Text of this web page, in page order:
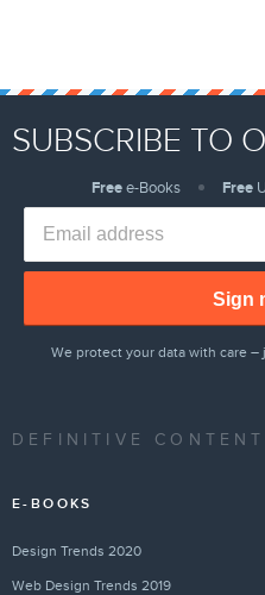
SUBSCRIBE TO
Freee-Books Free
Sign
We protect your data with care –
DEFINITIVE CONTENT
E-BOOKS
Design Trends 2020
Web Design Trends 2019